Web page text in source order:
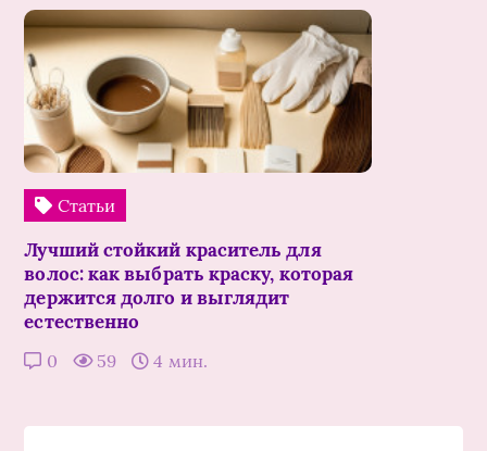
Статьи
Лучший стойкий краситель для
волос: как выбрать краску, которая
держится долго и выглядит
естественно
0 59 4 мин.